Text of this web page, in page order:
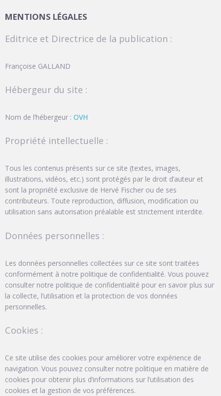
MENTIONS LÉGALES
Editrice et Directrice de la publication :
Françoise GALLAND
Hébergeur du site :
Nom de l’hébergeur : OVH
Propriété intellectuelle :
Tous les contenus présents sur ce site (textes, images,
illustrations, vidéos, etc.) sont protégés par le droit d’auteur et
sont la propriété exclusive de Hervé Fischer ou de ses
contributeurs. Toute reproduction, diffusion, modification ou
utilisation sans autorisation préalable est strictement interdite.
Données personnelles :
Les données personnelles collectées sur ce site sont traitées
conformément à notre politique de confidentialité. Vous pouvez
consulter notre politique de confidentialité pour en savoir plus sur
la collecte, l’utilisation et la protection de vos données
personnelles.
Cookies :
Ce site utilise des cookies pour améliorer votre expérience de
navigation. Vous pouvez consulter notre politique en matière de
cookies pour obtenir plus d’informations sur l’utilisation des
cookies et la gestion de vos préférences.